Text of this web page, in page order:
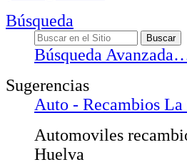
Búsqueda
Búsqueda
Sugerencias
Auto - Recambios
Automoviles
Huelva